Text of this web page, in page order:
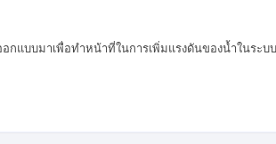
แบบมาเพื่อทำหน้าที่ในการเพิ่มแรงดันของน้ำในระบ